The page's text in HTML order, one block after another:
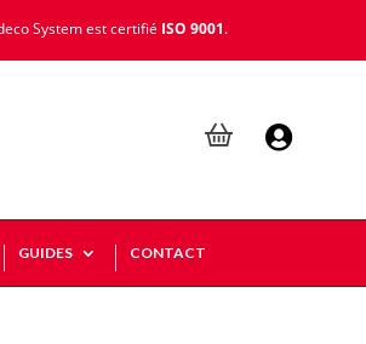
System est certifié ISO 9001.

GUIDES CONTACT